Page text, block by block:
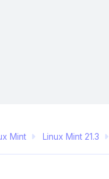
Mint Linux Mint 21.3